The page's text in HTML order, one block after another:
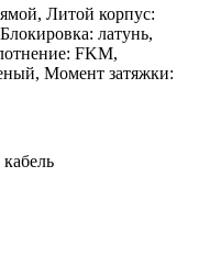
Литой корпус:
латунь,
FKM,
Момент затяжки: